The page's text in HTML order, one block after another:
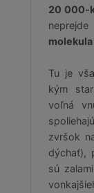
20 000-
Tu je
kým
voľná
zvršok
dýchať),
sú